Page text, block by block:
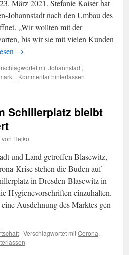
März 2021. Stefanie Kaiser hat
Johannstadt nach den Umbau des
„Wir wollten mit der
bis wir sie mit vielen Kunden
→
mitJohannstadt,
| Kommentar hinterlassen
Schillerplatz bleibt
von Heiko
und Land getroffen Blasewitz,
Krise stehen die Buden auf
in Dresden-Blasewitz in
Hygienevorschriften einzuhalten.
Ausdehnung des Marktes gen
| Verschlagwortet mitCorona,